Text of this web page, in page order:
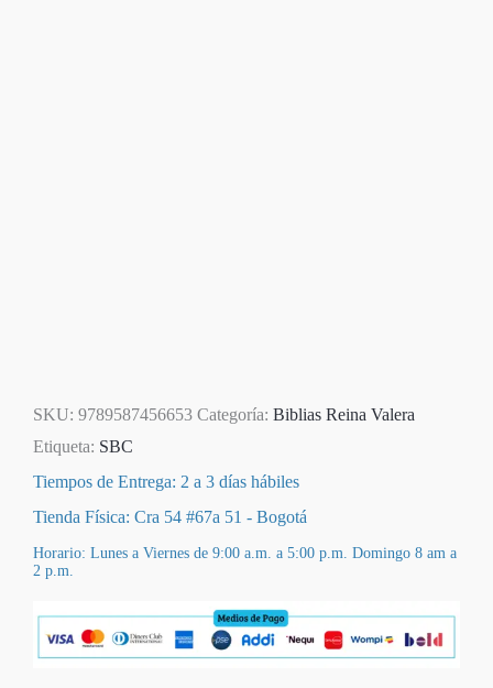
SKU: 9789587456653 Categoría: Biblias Reina Valera
Etiqueta: SBC
Tiempos de Entrega: 2 a 3 días hábiles
Tienda Física: Cra 54 #67a 51 - Bogotá
Horario: Lunes a Viernes de 9:00 a.m. a 5:00 p.m. Domingo 8 am a
2 p.m.